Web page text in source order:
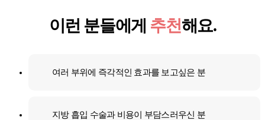
이런 분들에게 추천해요.
여러 부위에 즉각적인 효과를 보고싶은 분
지방 흡입 수술과 비용이 부담스러우신 분